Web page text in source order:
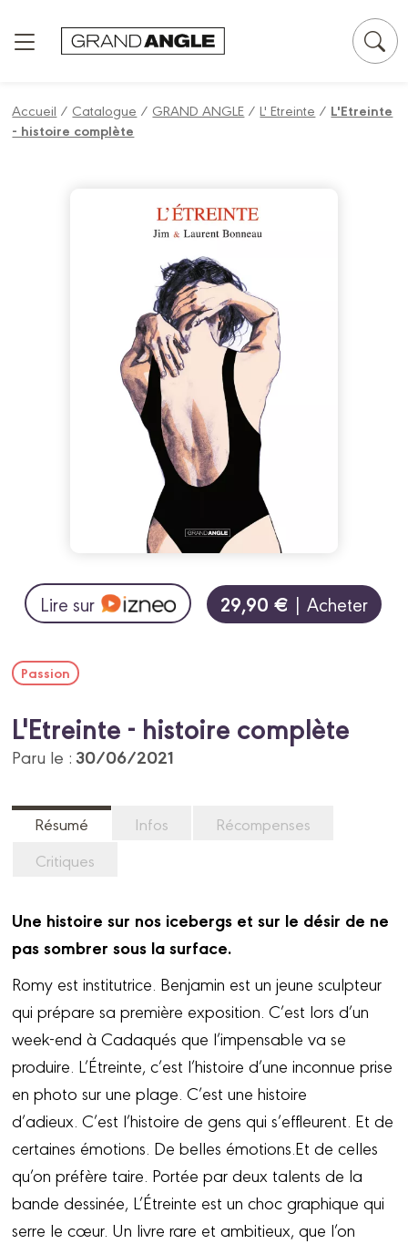
Accueil / Catalogue / GRAND ANGLE /L' Etreinte / L'Etreinte
- histoire complète
Lire sur 29,90 € | Acheter
Passion
L'Etreinte - histoire complète
Paru le :30/06/2021
Résumé Infos
Récompenses
Critiques
Une histoire sur nos icebergs et sur le désir de ne
pas sombrer sous la surface.
Romy est institutrice. Benjamin est un jeune sculpteur
qui prépare sa première exposition. C’est lors d’un
week-end à Cadaqués que l’impensable va se
produire. L’Étreinte, c’est l’histoire d’une inconnue prise
en photo sur une plage. C’est une histoire
d’adieux. C’est l’histoire de gens qui s’effleurent. Et de
certaines émotions. De belles émotions.Et de celles
qu’on préfère taire. Portée par deux talents de la
bande dessinée, L’Étreinte est un choc graphique qui
serre le cœur. Un livre rare et ambitieux, que l’on